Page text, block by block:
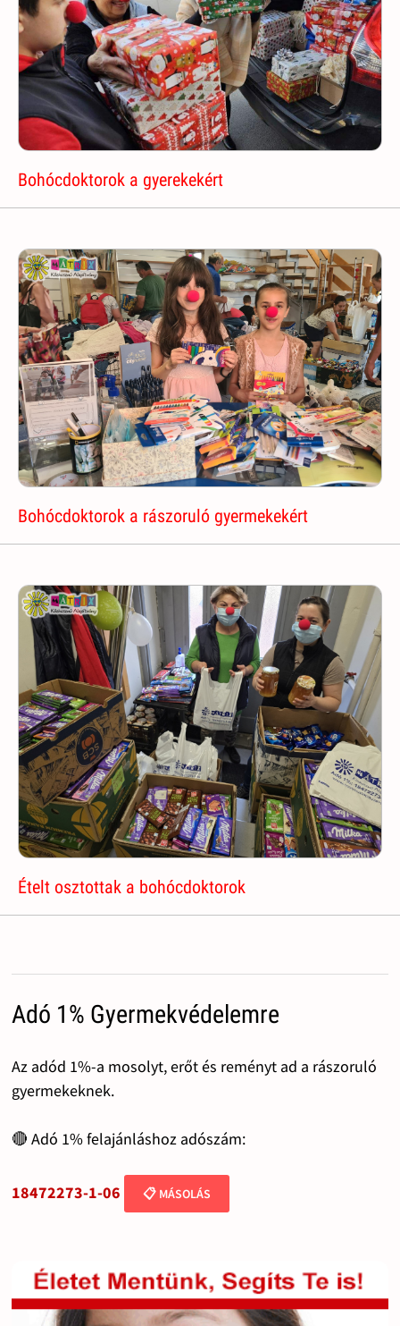
Bohócdoktorok a gyerekekért
Bohócdoktorok a rászoruló gyermekekért
Ételt osztottak a bohócdoktorok
Adó 1% Gyermekvédelemre
Az adód 1%-a mosolyt, erőt és reményt ad a rászoruló
gyermekeknek.
🔴 Adó 1% felajánláshoz adószám:
18472273-1-06 📋 MÁSOLÁS